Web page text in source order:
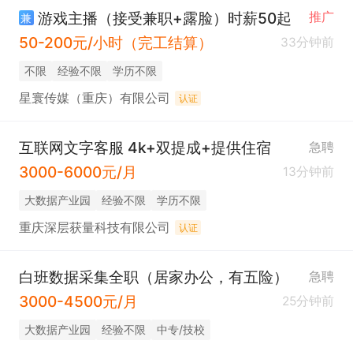
兼 游戏主播（接受兼职+露脸）时薪50起 推广
50-200元/小时（完工结算） 33分钟前
不限 经验不限 学历不限
星寰传媒（重庆）有限公司 认证
互联网文字客服 4k+双提成+提供住宿 急聘
3000-6000元/月 13分钟前
大数据产业园 经验不限 学历不限
重庆深层获量科技有限公司 认证
白班数据采集全职（居家办公，有五险） 急聘
3000-4500元/月 25分钟前
大数据产业园 经验不限 中专/技校